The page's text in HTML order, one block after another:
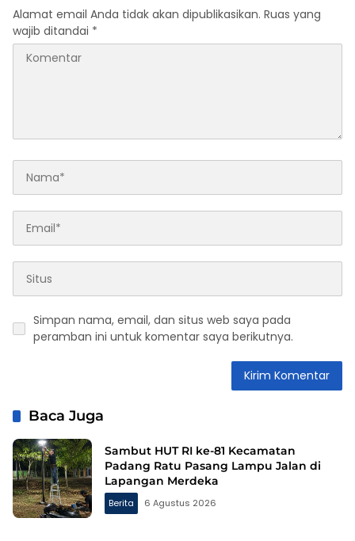
Alamat email Anda tidak akan dipublikasikan. Ruas yang
wajib ditandai *
Simpan nama, email, dan situs web saya pada
peramban ini untuk komentar saya berikutnya.
Baca Juga
Sambut HUT RI ke-81 Kecamatan
Padang Ratu Pasang Lampu Jalan di
Lapangan Merdeka
Berita 6 Agustus 2026